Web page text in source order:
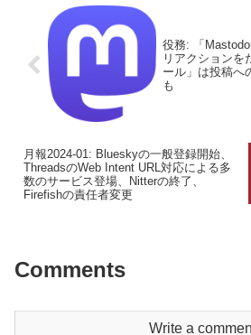
役務: 「
リアクションを
ール」は投稿へ
も
月報2024-01: Blueskyの一般登録開始、
ThreadsのWeb Intent URL対応による多
数のサービス登場、Nitterの終了、
Firefishの責任者変更
Comments
Write a